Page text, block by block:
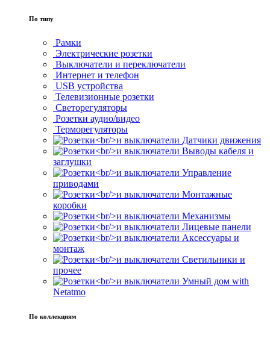
По типу
Рамки
Электрические розетки
Выключатели и переключатели
Интернет и телефон
USB устройства
Телевизионные розетки
Светорегуляторы
Розетки аудио/видео
Терморегуляторы
Датчики движения
Выводы кабеля и
заглушки
Управление
приводами
Монтажные
коробки
Механизмы
Лицевые панели
Аксессуары и
монтаж
Светильники и
прочее
Умный дом with
Netatmo
По коллекциям